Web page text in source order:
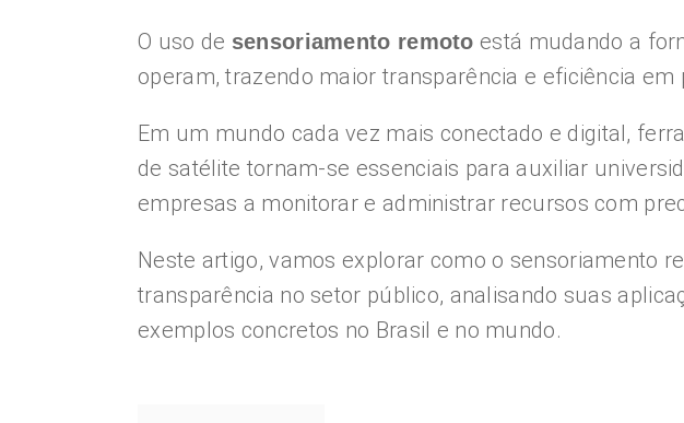
O uso de sensoriamento remoto está mudando a
operam, trazendo maior transparência e eficiência em
Em um mundo cada vez mais conectado e digital,
de satélite tornam-se essenciais para auxiliar
empresas a monitorar e administrar recursos com
Neste artigo, vamos explorar como o sensoriamento
transparência no setor público, analisando suas
exemplos concretos no Brasil e no mundo.